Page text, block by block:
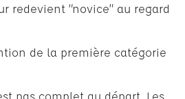
redevient “novice” au regard
de la première catégorie
pas complet au départ. Les